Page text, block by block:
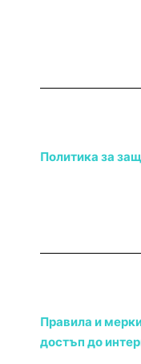
Политика за
Правила и
достъп до